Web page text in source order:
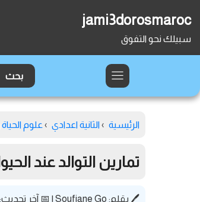
jami3dorosmaroc
سبيلك نحو التفوق
الرئيسية › الثانية اعدادي › علوم
تمارين التوالد عند
🖊️ بقلم: Soufiane Go
| 📅 آخر تحديث: 2026/02/03